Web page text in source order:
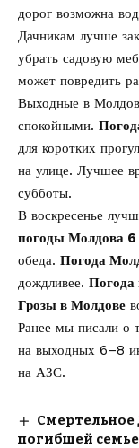
дорог возможна
Дачникам лучше
убрать садовую
может повредить
Выходные в
спокойными.
для коротких
на улице. Лучшее
субботы.
В воскресенье
погоды Молдова
обеда. Погода
дождливее.
Грозы в Молдове
Ранее мы писали о
на выходных 6–8
на АЗС.
Смертельное
погибшей